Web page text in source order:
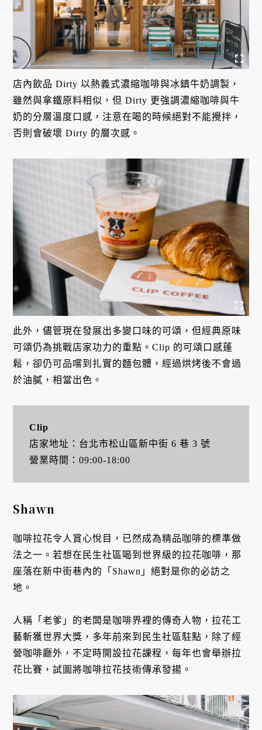
店內飲品 Dirty 以熱義式濃縮咖啡與冰鎮牛奶調製，
雖然與拿鐵原料相似，但 Dirty 更強調濃縮咖啡與牛
奶的分層溫度口感，注意在喝的時候絕對不能攪拌，
否則會破壞 Dirty 的層次感。
此外，儘管現在發展出多變口味的可頌，但經典原味
可頌仍為挑戰店家功力的重點。Clip 的可頌口感蓬
鬆，卻仍可品嚐到扎實的麵包體，經過烘烤後不會過
於油膩，相當出色。
Clip
店家地址：台北市松山區新中街 6 巷 3 號
營業時間：09:00-18:00
Shawn
咖啡拉花令人賞心悅目，已然成為精品咖啡的標準做
法之一。若想在民生社區喝到世界級的拉花咖啡，那
座落在新中街巷內的「Shawn」絕對是你的必訪之
地。
人稱「老爹」的老闆是咖啡界裡的傳奇人物，拉花工
藝斬獲世界大獎，多年前來到民生社區駐點，除了經
營咖啡廳外，不定時開設拉花課程，每年也會舉辦拉
花比賽，試圖將咖啡拉花技術傳承發揚。